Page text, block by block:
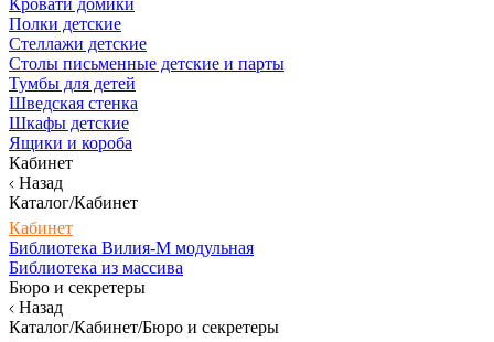
Кровати домики
Полки детские
Стеллажи детские
Столы письменные детские и парты
Тумбы для детей
Шведская стенка
Шкафы детские
Ящики и короба
Кабинет
Назад
Каталог/Кабинет
Кабинет
Библиотека Вилия-М модульная
Библиотека из массива
Бюро и секретеры
Назад
Каталог/Кабинет/Бюро и секретеры